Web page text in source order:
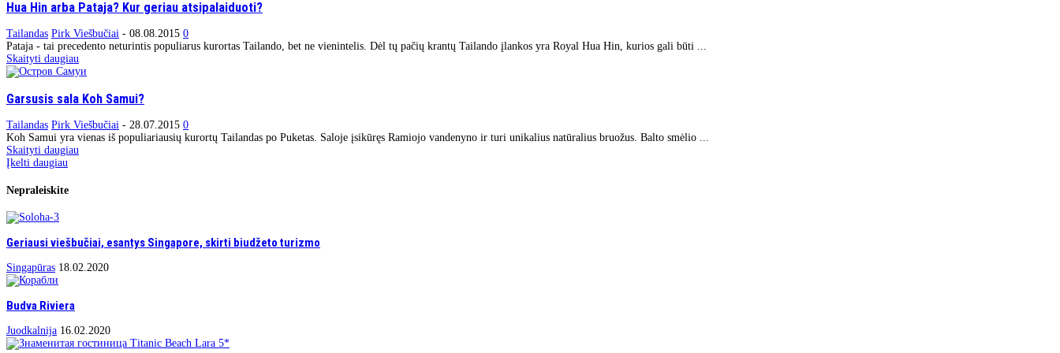
Hua Hin arba Pataja? Kur geriau atsipalaiduoti?
Tailandas Pirk Viešbučiai - 08.08.2015 0
Pataja - tai precedento neturintis populiarus kurortas Tailando, bet ne vienintelis. Dėl tų pačių krantų Tailando įlankos yra Royal Hua Hin, kurios gali būti ...
Skaityti daugiau
Garsusis sala Koh Samui?
Tailandas Pirk Viešbučiai - 28.07.2015 0
Koh Samui yra vienas iš populiariausių kurortų Tailandas po Puketas. Saloje įsikūręs Ramiojo vandenyno ir turi unikalius natūralius bruožus. Balto smėlio ...
Skaityti daugiau
Įkelti daugiau
Nepraleiskite
Geriausi viešbučiai, esantys Singapore, skirti biudžeto turizmo
Singapūras 18.02.2020
Budva Riviera
Juodkalnija 16.02.2020